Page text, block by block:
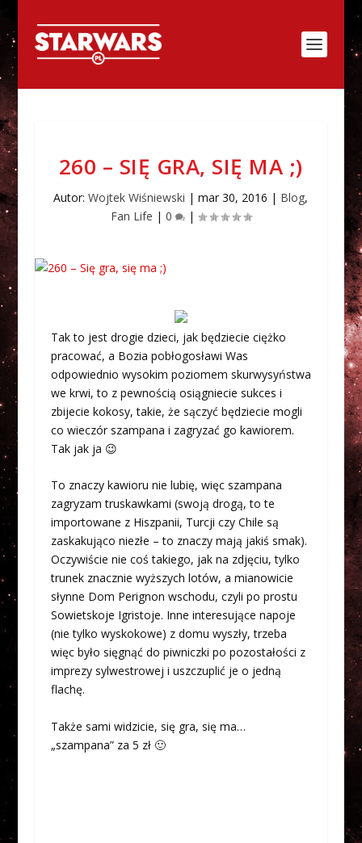
260 – SIĘ GRA, SIĘ MA ;)
Autor:Wojtek Wiśniewski |mar 30, 2016 | Blog,
Fan Life | 0 |
Tak to jest drogie dzieci, jak będziecie ciężko
pracować, a Bozia pobłogosławi Was
odpowiednio wysokim poziomem skurwysyństwa
we krwi, to z pewnością osiągniecie sukces i
zbijecie kokosy, takie, że sączyć będziecie mogli
co wieczór szampana i zagryzać go kawiorem.
Tak jak ja 😉
To znaczy kawioru nie lubię, więc szampana
zagryzam truskawkami (swoją drogą, to te
importowane z Hiszpanii, Turcji czy Chile są
zaskakująco niezłe – to znaczy mają jakiś smak).
Oczywiście nie coś takiego, jak na zdjęciu, tylko
trunek znacznie wyższych lotów, a mianowicie
słynne Dom Perignon wschodu, czyli po prostu
Sowietskoje Igristoje. Inne interesujące napoje
(nie tylko wyskokowe) z domu wyszły, trzeba
więc było sięgnąć do piwniczki po pozostałości z
imprezy sylwestrowej i uszczuplić je o jedną
flachę.
Także sami widzicie, się gra, się ma…
„szampana” za 5 zł 🙂